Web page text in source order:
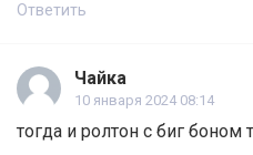
Ответить
Чайка
10 января 2024 08:14
тогда и ролтон с биг боном